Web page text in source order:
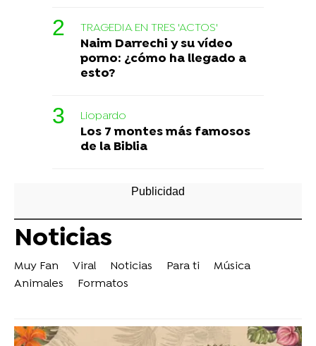
TRAGEDIA EN TRES 'ACTOS'
Naim Darrechi y su vídeo
porno: ¿cómo ha llegado a
esto?
Liopardo
Los 7 montes más famosos
de la Biblia
Noticias
Muy Fan Viral Noticias Para ti
Música
Animales
Formatos